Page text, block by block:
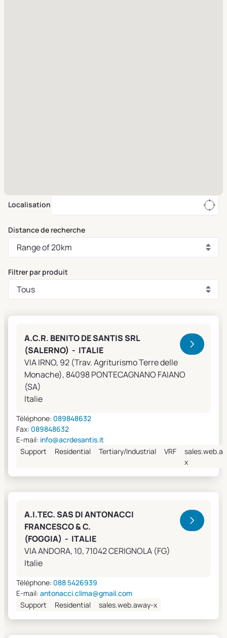
Localisation
Distance de recherche
Filtrer par produit
A.C.R. BENITO DE SANTIS SRL
(SALERNO) - ITALIE
VIA IRNO, 92 (Trav. Agriturismo Terre delle
Monache), 84098 PONTECAGNANO FAIANO
(SA)
Italie
Téléphone: 089848632
Fax: 089848632
E-mail: info@acrdesantis.it
Support
Residential Tertiary/Industrial VRF
x
A.I.TEC. SAS DI ANTONACCI
FRANCESCO & C.
(FOGGIA) - ITALIE
VIA ANDORA, 10, 71042 CERIGNOLA (FG)
Italie
Téléphone: 088 5426939
E-mail: antonacci.clima@gmail.com
Support
Residential sales.web.away-x